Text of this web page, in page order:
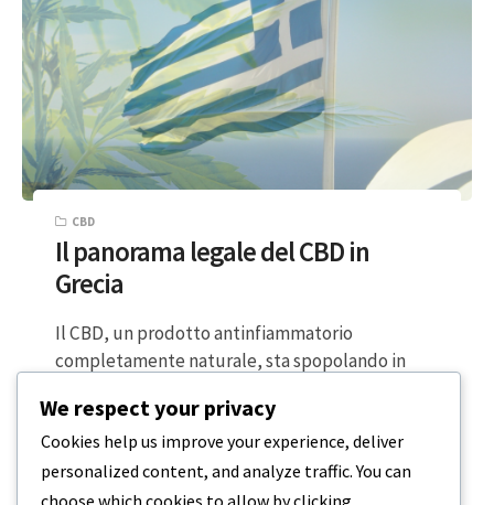
CBD
Il panorama legale del CBD in
Grecia
Il CBD, un prodotto antinfiammatorio
completamente naturale, sta spopolando in
nella routine quotidiana…
3 MINUTI DI LETTURA 6 NOVEMBRE 2023
We respect your privacy
Cookies help us improve your experience, deliver
personalized content, and analyze traffic. You can
choose which cookies to allow by clicking